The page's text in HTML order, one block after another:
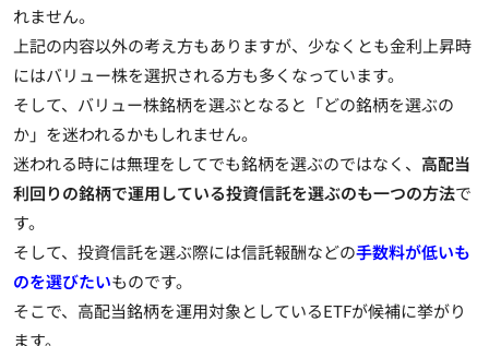
れません。
上記の内容以外の考え方もありますが、少なくとも金利上昇時
にはバリュー株を選択される方も多くなっています。
そして、バリュー株銘柄を選ぶとなると「どの銘柄を選ぶの
か」を迷われるかもしれません。
迷われる時には無理をしてでも銘柄を選ぶのではなく、 高配当
利回りの銘柄で運用している投資信託を選ぶのも一つの方法で
す。
そして、投資信託を選ぶ際には信託報酬などの手数料が低いも
のを選びたいものです。
そこで、高配当銘柄を運用対象としているETFが候補に挙がり
ます。